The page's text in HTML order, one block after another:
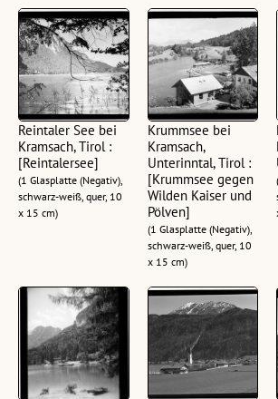
Reintaler See bei
Kramsach, Tirol :
[Reintalersee]
(1 Glasplatte (Negativ),
schwarz-weiß, quer, 10
x 15 cm)
Krummsee bei
Kramsach,
Unterinntal, Tirol :
[Krummsee gegen
Wilden Kaiser und
Pölven]
(1 Glasplatte (Negativ),
schwarz-weiß, quer, 10
x 15 cm)